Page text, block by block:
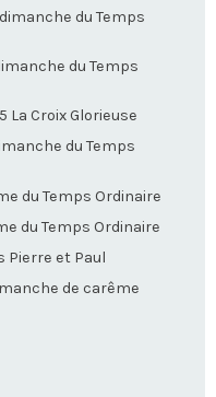
du Temps
du Temps
La Croix Glorieuse
du Temps
du Temps Ordinaire
du Temps Ordinaire
Pierre et Paul
de carême